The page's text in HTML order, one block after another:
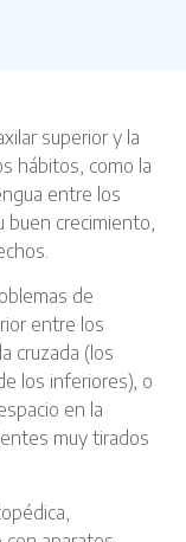
superior y la
hábitos, como la
entre los
buen crecimiento,
de
entre los
cruzada (los
los inferiores), o
en la
muy tirados